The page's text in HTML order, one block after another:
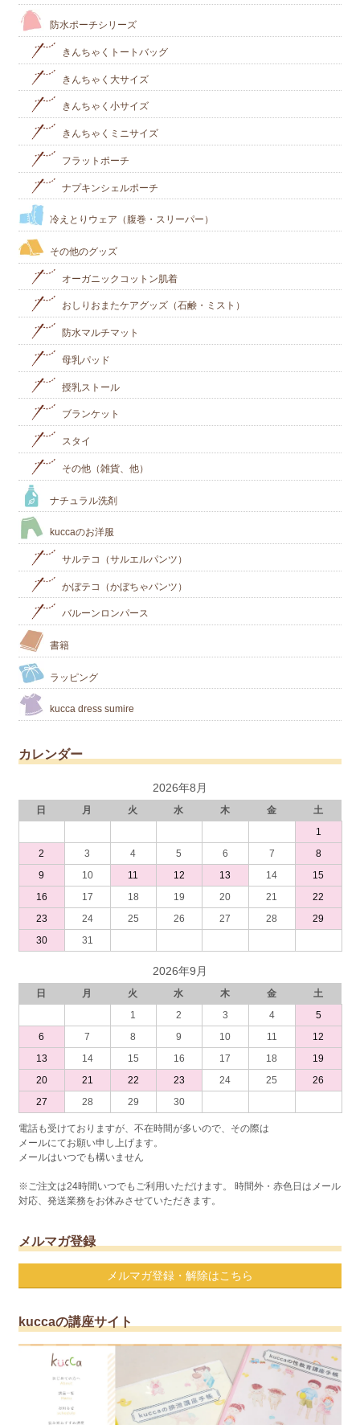
防水ポーチシリーズ
きんちゃくトートバッグ
きんちゃく大サイズ
きんちゃく小サイズ
きんちゃくミニサイズ
フラットポーチ
ナプキンシェルポーチ
冷えとりウェア（腹巻・スリーパー）
その他のグッズ
オーガニックコットン肌着
おしりおまたケアグッズ（石鹸・ミスト）
防水マルチマット
母乳パッド
授乳ストール
ブランケット
スタイ
その他（雑貨、他）
ナチュラル洗剤
kuccaのお洋服
サルテコ（サルエルパンツ）
かぼテコ（かぼちゃパンツ）
バルーンロンパース
書籍
ラッピング
kucca dress sumire
カレンダー
2026年8月
日 月 火 水 木 金
土
1
2
3 4 5 6 7
8
9
10 11 12 13 14
15
16
17 18 19 20 21
22
23
24 25 26 27 28
29
30
31
2026年9月
日 月 火 水 木 金
土
1
2 3 4
5
6
7 8 9 10 11
12
13
14 15 16 17 18
19
20
21 22 23 24 25
26
27
28 29 30
電話も受けておりますが、不在時間が多いので、その際は
メールにてお願い申し上げます。
メールはいつでも構いません
※ご注文は24時間いつでもご利用いただけます。 時間外・赤色日はメール
対応、発送業務をお休みさせていただきます。
メルマガ登録
メルマガ登録・解除はこちら
kuccaの講座サイト